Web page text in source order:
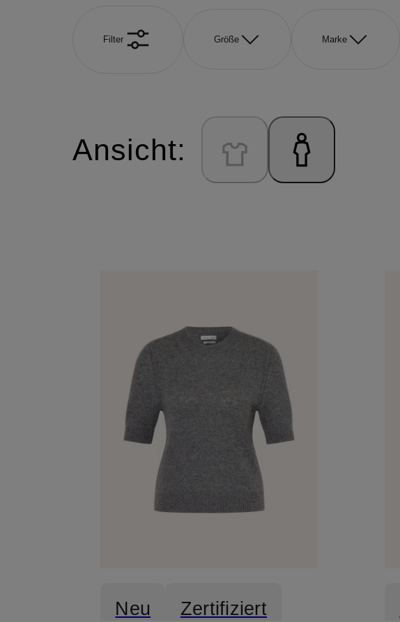
Filter Größe Marke
Ansicht:
Neu Zertifiziert